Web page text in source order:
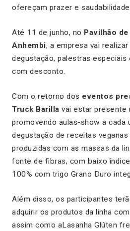
ofereçam prazer e
Até 11 de junho, no Pavilhão
Anhembi, a empresa vai
degustação, palestras especiais
com desconto.
Com o retorno dos eventos
Truck Barilla vai estar presente
promovendo aulas-show a cada
degustação de receitas veganas
produzidas com as massas da
fonte de fibras, com baixo
100% com trigo Grano Duro
Além disso, os participantes
adquirir os produtos da linha
assim como aLasanha Glúten